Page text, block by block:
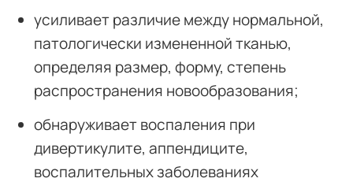
усиливает различие между нормальной,
патологически измененной тканью,
определяя размер, форму, степень
распространения новообразования;
обнаруживает воспаления при
дивертикулите, аппендиците,
воспалительных заболеваниях